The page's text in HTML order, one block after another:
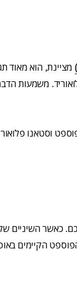
מציינת, הוא מאוד
משמעות
וסטאנו
כאשר השיניים
הקיימים